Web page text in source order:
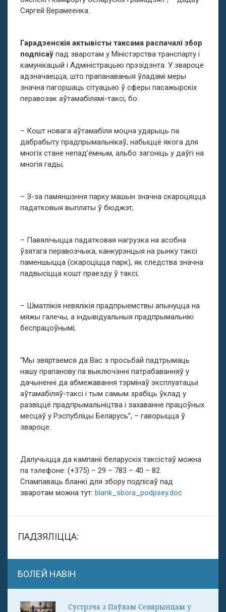
Сяргей Верамеенка.
Гарадзенскія актывісты таксама распачалі збор
подпісаў пад зваротам у Міністэрства транспарту і
камунікацый і Адміністрацыю прэзідэнта. У звароце
адзначаецца, што прапанаваныя ўладамі меры
значна пагоршаць сітуацыю ў сферы пасажырскіх
перавозак аўтамабілямі-таксі, бо:
– Кошт новага аўтамабіля моцна ударыць па
дабрабыту прадпрымальнікаў, набыццё якога для
многіх стане непад’ёмным, альбо загоніць у даўгі на
многія гады;
– З-за памяншэння парку машын значна скароцяцца
падатковыя выплаты ў бюджэт;
– Павялічыцца падатковая нагрузка на асобна
ўзятага перавозчыка, канкурэнцыя на рынку таксі
паменшыцца (скароціцца парк), як следства значна
падвысіцца кошт праезду ў таксі;
– Шматлікія невялікія прадпрыемствы апынуцца на
мяжы галечы, а індывідуальныя прадпрымальнікі
беспрацоўнымі;
“Мы звяртаемся да Вас з просьбай падтрымаць
нашу прапанову па выключэнні патрабаванняў у
дачыненні да абмежавання тэрмінаў эксплуатацыі
аўтамабіляў-таксі і тым самым зрабіць ўклад у
развіццё прадпрымальніцтва і захаванне працоўных
месцаў у Рэспубліцы Беларусь”, – гаворыцца ў
звароце.
Далучыцца да кампаніі беларускіх таксістаў можна
па тэлефоне: (+375) – 29 – 783 – 40 – 82.
Спампаваць бланкі для збору подпісаў пад
зваротам можна тут: blank_sbora_podpsey.doc
ПАДЗЯЛІЦЦА:
БОЛЕЙ НАВІН
Сустрэча з Паўлам Севярынцам у